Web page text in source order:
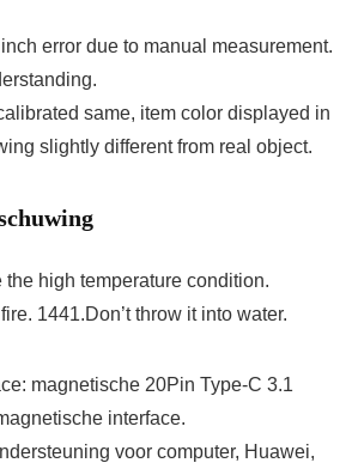
error due to manual measurement.
same, item color displayed in
slightly different from real object.
the high temperature condition.
1441.Don’t throw it into water.
magnetische 20Pin Type-C 3.1
interface.
voor computer, Huawei,